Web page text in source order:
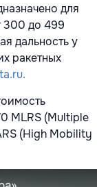
для
300 до 499
дальность у
ракетных
MLRS (Multiple
(High Mobility